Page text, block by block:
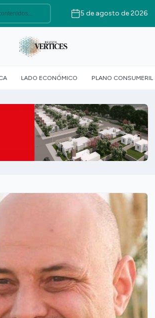
ASOCIATIVO
SUR GLOBAL
5 de agosto de 2026
LADO ECONÓMICO PLANO CONSUMERIL